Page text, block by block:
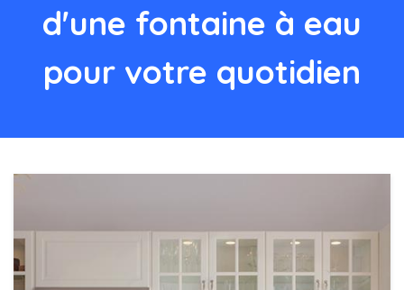
d'une fontaine à eau
pour votre quotidien